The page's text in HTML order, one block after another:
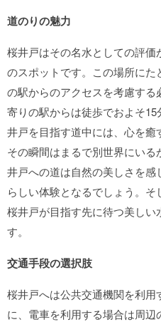
道のりの魅力
桜井戸はその名水としての評
のスポットです。この場所にた
の駅からのアクセスを考慮す
寄りの駅からは徒歩でおよそ
井戸を目指す道中には、心を癒
その瞬間はまるで別世界にい
井戸への道は自然の美しさを
らしい体験となるでしょう。
桜井戸が目指す先に待つ美しい
す。
交通手段の選択肢
桜井戸へは公共交通機関を利
に、電車を利用する場合は周